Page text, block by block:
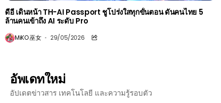
ดีอี เดินหน้า TH-AI Passport ชูโปร่งใสทุกขั้นตอน ดันคนไทย 5
ล้านคนเข้าถึง AI ระดับ Pro
MiKO 巫女 29/05/2026
อัพเดทใหม่
อัปเดตข่าวสาร เทคโนโลยี และความรู้รอบตัว